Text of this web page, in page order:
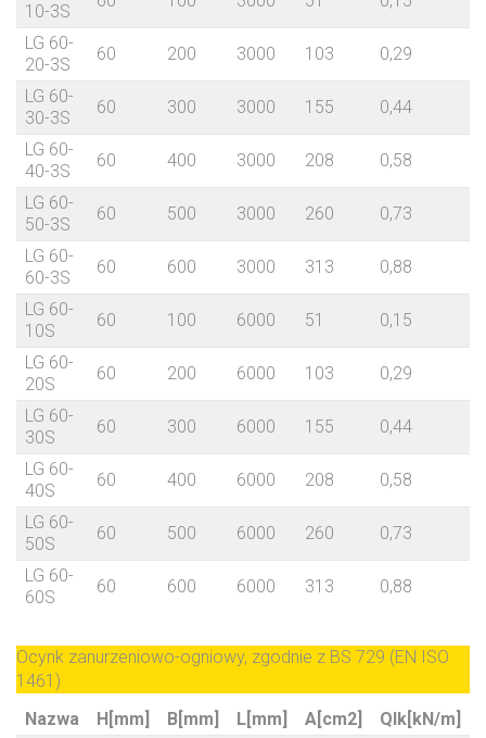
10-3S
LG 60-
20-3S
60 200 3000 103 0,29
LG 60-
30-3S
60 300 3000 155 0,44
LG 60-
40-3S
60 400 3000 208 0,58
LG 60-
50-3S
60 500 3000 260 0,73
LG 60-
60-3S
60 600 3000 313 0,88
LG 60-
10S
60 100 6000 51 0,15
LG 60-
20S
60 200 6000 103 0,29
LG 60-
30S
60 300 6000 155 0,44
LG 60-
40S
60 400 6000 208 0,58
LG 60-
50S
60 500 6000 260 0,73
LG 60-
60S
60 600 6000 313 0,88
Ocynk zanurzeniowo-ogniowy, zgodnie z BS 729 (EN ISO
1461)
Nazwa
H[mm] B[mm] L[mm] A[cm2] Qlk[kN/m]